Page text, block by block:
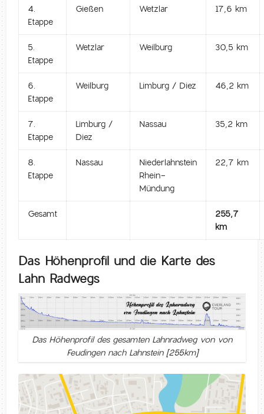
4.
Etappe
Gießen Wetzlar 17,6 km
5.
Etappe
Wetzlar Weilburg 30,5 km
6.
Etappe
Weilburg Limburg / Diez 46,2 km
7.
Etappe
Limburg /
Diez
Nassau 35,2 km
8.
Etappe
Nassau
Niederlahnstein
Rhein-
Mündung
22,7 km
Gesamt
255,7
km
Das Höhenprofil und die Karte des
Lahn Radwegs
Das Höhenprofil des gesamten Lahnradweg von von
Feudingen nach Lahnstein [255km]